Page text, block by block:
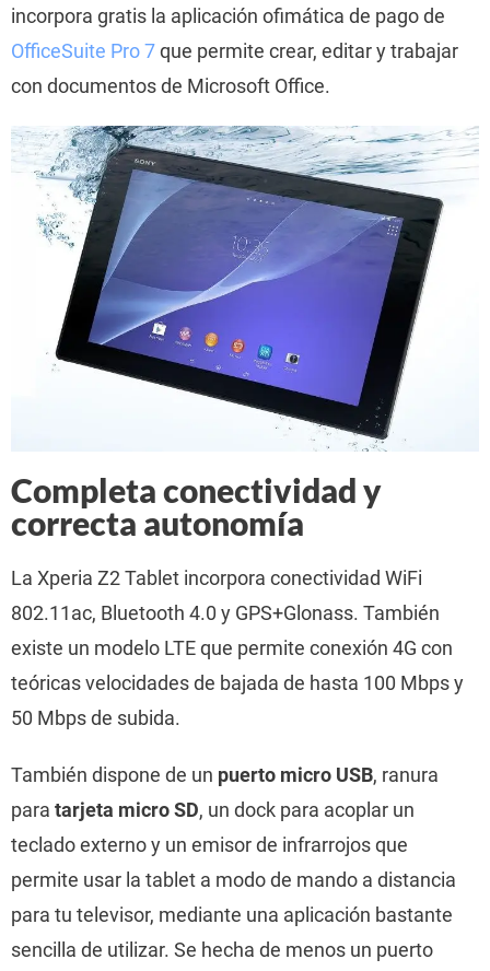
incorpora gratis la aplicación ofimática de pago de
OfficeSuite Pro 7que permite crear, editar y trabajar
con documentos de Microsoft Office.
Completa conectividad y
correcta autonomía
La Xperia Z2 Tablet incorpora conectividad WiFi
802.11ac, Bluetooth 4.0 y GPS+Glonass. También
existe un modelo LTE que permite conexión 4G con
teóricas velocidades de bajada de hasta 100 Mbps y
50 Mbps de subida.
También dispone de un puerto micro USB, ranura
para tarjeta micro SD, un dock para acoplar un
teclado externo y un emisor de infrarrojos que
permite usar la tablet a modo de mando a distancia
para tu televisor, mediante una aplicación bastante
sencilla de utilizar. Se hecha de menos un puerto